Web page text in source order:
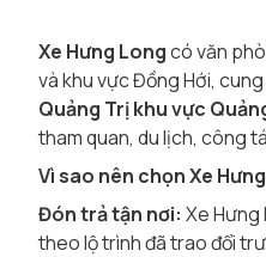
Xe Hưng Longcó văn
và khu vực Đồng Hới,
Quảng Trị khu vực
tham quan, du lịch, công
Vì sao nên chọn Xe
Đón trả tận nơi: Xe Hưng
theo lộ trình đã trao đổi